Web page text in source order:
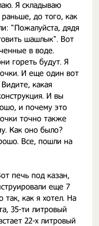
Я складываю
до того, как
"Пожалуйста, дядя
шашлык". Вот
в воде.
гореть будут. Я
И еще один вот
какая
И вы
и почему это
точно также
Как оно было?
Все, пошли на
печь под казан,
еще 7
так, как я хотел. На
35-ти литровый
22-х литровый